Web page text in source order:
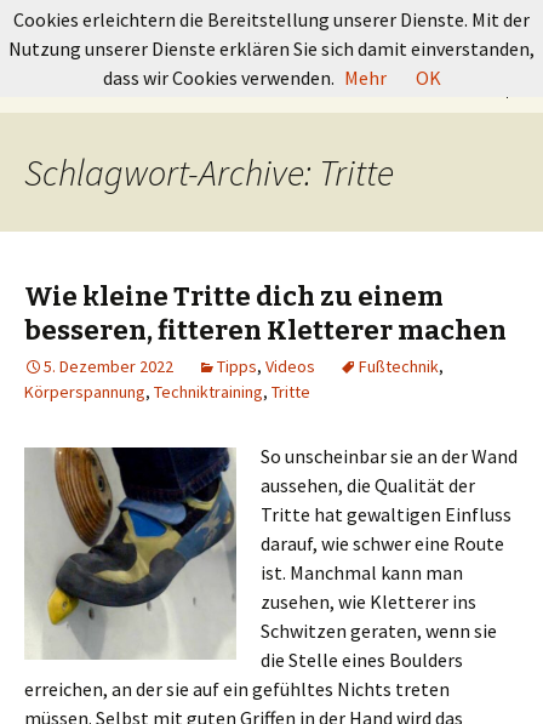
GRUNDKURS BOULDERN
Springe
nach:
Schlagwort-Archive: Tritte
Wie kleine Tritte dich zu einem
besseren, fitteren Kletterer machen
5. Dezember 2022 Tipps, Videos Fußtechnik,
Körperspannung, Techniktraining, Tritte
So unscheinbar sie an der Wand
aussehen, die Qualität der
Tritte hat gewaltigen Einfluss
darauf, wie schwer eine Route
ist. Manchmal kann man
zusehen, wie Kletterer ins
Schwitzen geraten, wenn sie
die Stelle eines Boulders
erreichen, an der sie auf ein gefühltes Nichts treten
müssen. Selbst mit guten Griffen in der Hand wird das
Cookies erleichtern die Bereitstellung unserer Dienste. Mit der
Nutzung unserer Dienste erklären Sie sich damit einverstanden,
dass wir Cookies verwenden. Mehr OK